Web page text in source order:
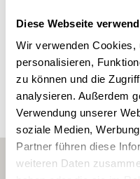
Diese Webseite
Wir verwenden Cookies,
personalisieren,
zu können und die
analysieren. Außerdem
Verwendung unserer
soziale Medien,
Partner führen diese
weiteren Daten
Erkunden Sie
Weingüter